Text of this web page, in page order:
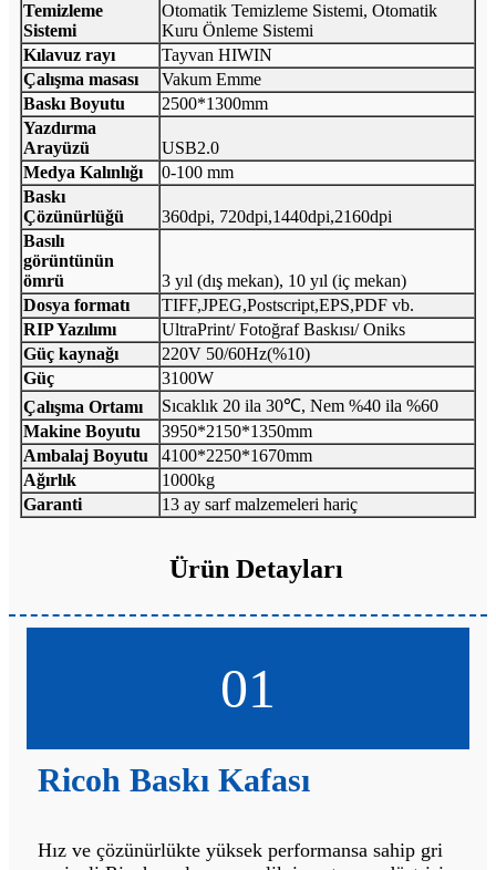
Temizleme
Sistemi
Otomatik Temizleme Sistemi, Otomatik
Kuru Önleme Sistemi
Kılavuz rayı
Tayvan HIWIN
Çalışma masası
Vakum Emme
Baskı Boyutu
2500*1300mm
Yazdırma
Arayüzü
USB2.0
Medya Kalınlığı
0-100 mm
Baskı
Çözünürlüğü
360dpi, 720dpi,1440dpi,2160dpi
Basılı
görüntünün
ömrü
3 yıl (dış mekan), 10 yıl (iç mekan)
Dosya formatı
TIFF,JPEG,Postscript,EPS,PDF vb.
RIP Yazılımı
UltraPrint/ Fotoğraf Baskısı/ Oniks
Güç kaynağı
220V 50/60Hz(%10)
Güç
3100W
Çalışma Ortamı
Sıcaklık 20 ila 30℃, Nem %40 ila %60
Makine Boyutu
3950*2150*1350mm
Ambalaj Boyutu
4100*2250*1670mm
Ağırlık
1000kg
Garanti
13 ay sarf malzemeleri hariç
Ürün Detayları
01
Ricoh Baskı Kafası
Hız ve çözünürlükte yüksek performansa sahip gri